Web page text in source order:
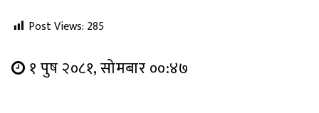
Post Views: 285
१ पुष २०८१, सोमबार ००:४७